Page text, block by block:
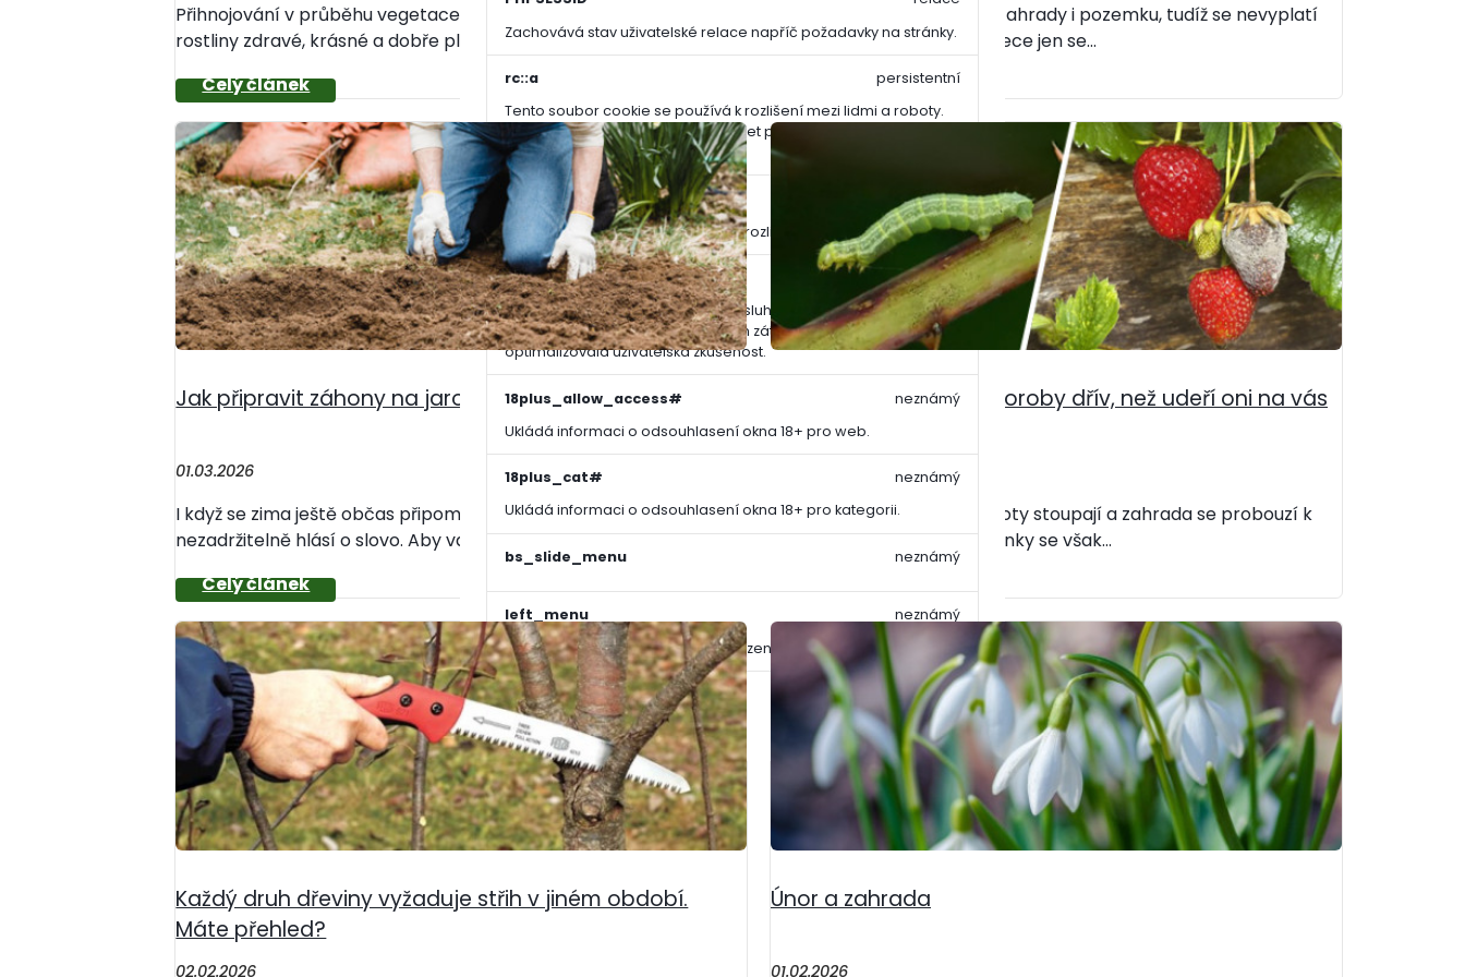
Zachovává stav uživatelské relace napříč požadavky na stránky.
rc::a
Tento soubor cookie se používá k rozlišení mezi lidmi a roboty.
To je výhodné pro web, aby vytvářet platné zprávy o používání
jejich webových stránek.
persistentní
rc::c
Tento soubor cookie se používá k rozlišení mezi lidmi a roboty.
relace
AWSALBCORS
Registruje, který server-cluster obsluhuje návštěvníka. To se
používá v kontextu s vyrovnáváním zátěže, aby se
optimalizovala uživatelská zkušenost.
6 dnů
18plus_allow_access#
Ukládá informaci o odsouhlasení okna 18+ pro web.
neznámý
18plus_cat#
Ukládá informaci o odsouhlasení okna 18+ pro kategorii.
neznámý
bs_slide_menu neznámý
left_menu
Ukládá informaci o způsobu zobrazení levého menu.
neznámý
Uložit nastavení
Přihnojování v průběhu vegetace je funkční způsob, jak mít
rostliny zdravé, krásné a dobře plodící. Nicméně...
Trávník je chloubou každé zahrady i pozemku, tudíž se nevyplatí
podcenit jeho důležitost. Přece jen se...
Jak připravit záhony na jaro?
01.03.2026
I když se zima ještě občas připomene mrazíkem, jaro už se
nezadržitelně hlásí o slovo. Aby vaše zahrada...
Udeřte na škůdce a choroby dřív, než udeří oni na vás
Zima pomalu ustupuje, teploty stoupají a zahrada se probouzí k
životu. Spolu s prvními výhonky se však...
Každý druh dřeviny vyžaduje střih v jiném období.
Máte přehled?
02.02.2026
Únor a zahrada
01.02.2026